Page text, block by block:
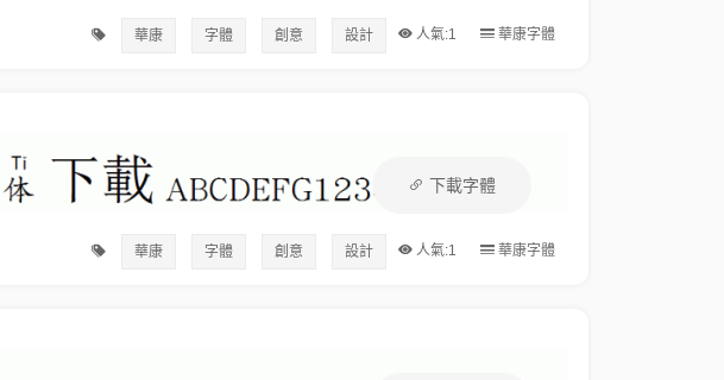
華康字體
人氣:1
華康 字體 創意 設計
下載字體
華康字體
人氣:1
華康 字體 創意 設計